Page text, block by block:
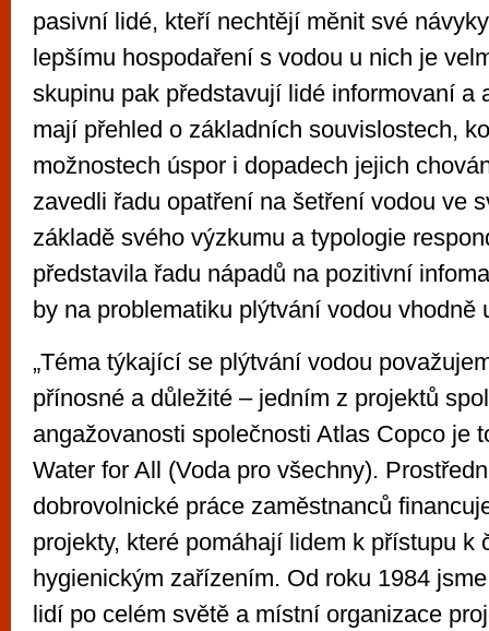
pasivní lidé, kteří nechtějí měnit své
lepšímu hospodaření s vodou u nich je
skupinu pak představují lidé informovaní a
mají přehled o základních souvislostech,
možnostech úspor i dopadech jejich
zavedli řadu opatření na šetření vodou ve
základě svého výzkumu a typologie
představila řadu nápadů na pozitivní
by na problematiku plýtvání vodou vhodně
„Téma týkající se plýtvání vodou
přínosné a důležité – jedním z projektů
angažovanosti společnosti Atlas Copco je
Water for All (Voda pro všechny).
dobrovolnické práce zaměstnanců
projekty, které pomáhají lidem k přístupu k
hygienickým zařízením. Od roku 1984
lidí po celém světě a místní organizace